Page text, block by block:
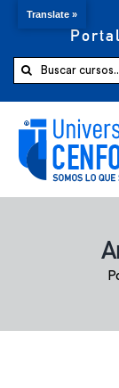
Buscar:
Comprar
Translate »